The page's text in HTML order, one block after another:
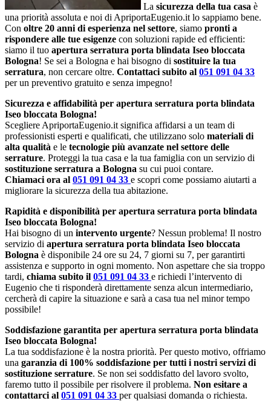
La sicurezza della tua casa è
una priorità assoluta e noi di ApriportaEugenio.it lo sappiamo bene.
Con oltre 20 anni di esperienza nel settore, siamo pronti a
rispondere alle tue esigenze con soluzioni rapide ed efficienti:
siamo il tuo apertura serratura porta blindata Iseo bloccata
Bologna! Se sei a Bologna e hai bisogno di sostituire la tua
serratura, non cercare oltre. Contattaci subito al 051 091 04 33
per un preventivo gratuito e senza impegno!
Sicurezza e affidabilità per apertura serratura porta blindata
Iseo bloccata Bologna!
Scegliere ApriportaEugenio.it significa affidarsi a un team di
professionisti esperti e qualificati, che utilizzano solo materiali di
alta qualità e le tecnologie più avanzate nel settore delle
serrature. Proteggi la tua casa e la tua famiglia con un servizio di
sostituzione serratura a Bologna su cui puoi contare.
Chiamaci ora al 051 091 04 33 e scopri come possiamo aiutarti a
migliorare la sicurezza della tua abitazione.
Rapidità e disponibilità per apertura serratura porta blindata
Iseo bloccata Bologna!
Hai bisogno di un intervento urgente? Nessun problema! Il nostro
servizio di apertura serratura porta blindata Iseo bloccata
Bologna è disponibile 24 ore su 24, 7 giorni su 7, per garantirti
assistenza e supporto in ogni momento. Non aspettare che sia troppo
tardi, chiama subito il 051 091 04 33 e richiedi l’intervento di
Eugenio che ti risponderà direttamente senza alcun intermediario,
cercherà di capire la situazione e sarà a casa tua nel minor tempo
possibile!
Soddisfazione garantita per apertura serratura porta blindata
Iseo bloccata Bologna!
La tua soddisfazione è la nostra priorità. Per questo motivo, offriamo
una garanzia di 100% soddisfazione per tutti i nostri servizi di
sostituzione serrature. Se non sei soddisfatto del lavoro svolto,
faremo tutto il possibile per risolvere il problema. Non esitare a
contattarci al 051 091 04 33 per qualsiasi domanda o richiesta.